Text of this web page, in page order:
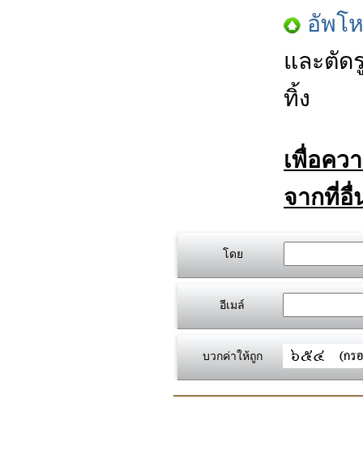
อัพโ
และตัด
ทิ้ง
เพื่อคว
จากที่อื่
โดย
อีเมล์
บวกค่าให้ถูก